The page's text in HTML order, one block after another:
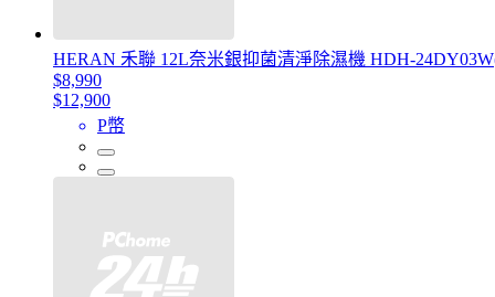
HERAN 禾聯 12L奈米銀抑菌清淨除濕機 HDH-
$8,990
$12,900
P幣